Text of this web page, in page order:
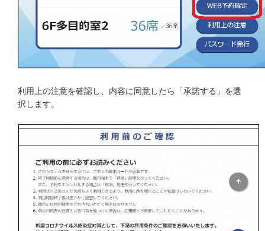
利用上の注意を確認し、内容に同意したら「承諾する」を選
択します。